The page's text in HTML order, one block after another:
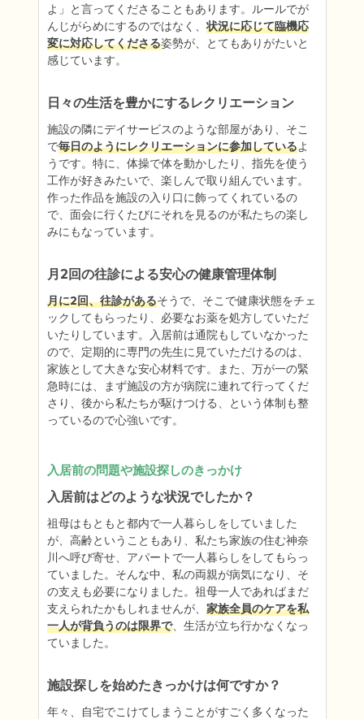
よ」と言ってくださることもあります。ルールでが
んじがらめにするのではなく、状況に応じて臨機応
変に対応してくださる姿勢が、とてもありがたいと
感じています。
日々の生活を豊かにするレクリエーション
施設の隣にデイサービスのような部屋があり、そこ
で毎日のようにレクリエーションに参加しているよ
うです。特に、体操で体を動かしたり、指先を使う
工作が好きみたいで、楽しんで取り組んでいます。
作った作品を施設の入り口に飾ってくれているの
で、面会に行くたびにそれを見るのが私たちの楽し
みにもなっています。
月2回の往診による安心の健康管理体制
月に2回、往診があるそうで、そこで健康状態をチェ
ックしてもらったり、必要なお薬を処方していただ
いたりしています。入居前は通院もしていなかった
ので、定期的に専門の先生に見ていただけるのは、
家族として大きな安心材料です。また、万が一の緊
急時には、まず施設の方が病院に連れて行ってくだ
さり、後から私たちが駆けつける、という体制も整
っているので心強いです。
入居前の問題や施設探しのきっかけ
入居前はどのような状況でしたか？
祖母はもともと都内で一人暮らしをしていました
が、高齢ということもあり、私たち家族の住む神奈
川へ呼び寄せ、アパートで一人暮らしをしてもらっ
ていました。そんな中、私の両親が病気になり、そ
の支えも必要になりました。祖母一人であればまだ
支えられたかもしれませんが、 家族全員のケアを私
一人が背負うのは限界で、生活が立ち行かなくなっ
ていました。
施設探しを始めたきっかけは何ですか？
年々、自宅でこけてしまうことがすごく多くなった